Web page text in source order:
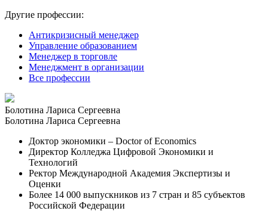
Другие профессии:
Антикризисный менеджер
Управление образованием
Менеджер в торговле
Менеджмент в организации
Все профессии
Болотина Лариса Сергеевна
Болотина Лариса Сергеевна
Доктор экономики – Doctor of Economics
Директор Колледжа Цифровой Экономики и
Технологий
Ректор Международной Академия Экспертизы и
Оценки
Более 14 000 выпускников из 7 стран и 85 субъектов
Российской Федерации